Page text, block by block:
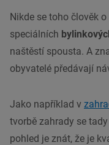
Nikde se toho člověk
speciálních
naštěstí spousta. A
obyvatelé předávají
Jako například v
tvorbě zahrady se
pohled je znát, že je